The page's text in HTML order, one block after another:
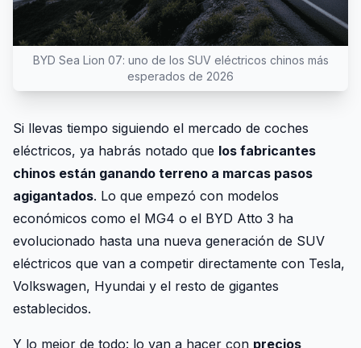
BYD Sea Lion 07: uno de los SUV eléctricos chinos más
esperados de 2026
Si llevas tiempo siguiendo el mercado de coches
eléctricos, ya habrás notado que los fabricantes
chinos están ganando terreno a marcas pasos
agigantados. Lo que empezó con modelos
económicos como el MG4 o el BYD Atto 3 ha
evolucionado hasta una nueva generación de SUV
eléctricos que van a competir directamente con Tesla,
Volkswagen, Hyundai y el resto de gigantes
establecidos.
Y lo mejor de todo: lo van a hacer con precios